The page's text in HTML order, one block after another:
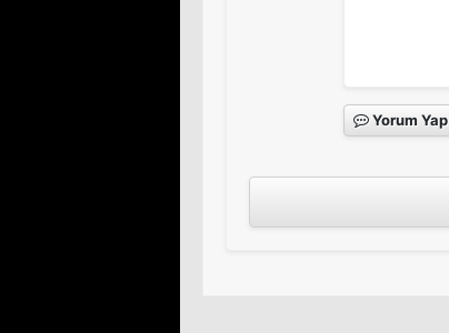
Yorum Yap